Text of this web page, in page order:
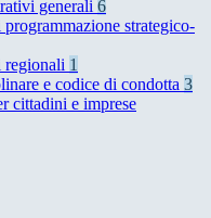
generali 6
strategico-
regionali 1
e codice di condotta 3
cittadini e imprese